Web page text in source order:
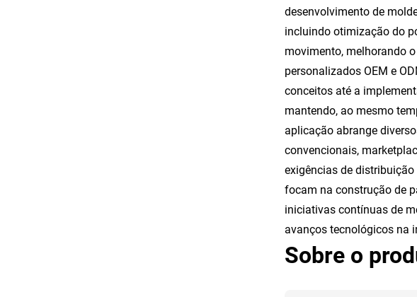
desenvolvimento de
incluindo otimização do
movimento, melhorando
personalizados OEM e
conceitos até a
mantendo, ao mesmo
aplicação abrange
convencionais,
exigências de
focam na construção de
iniciativas contínuas de
avanços tecnológicos na
Sobre o